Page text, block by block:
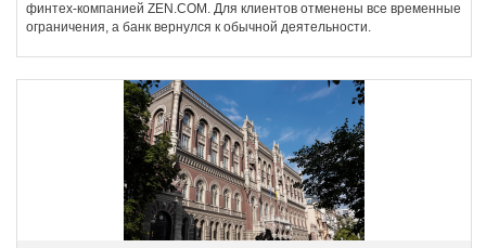
финтех-компанией ZEN.COM. Для клиентов отменены все временные
ограничения, а банк вернулся к обычной деятельности.